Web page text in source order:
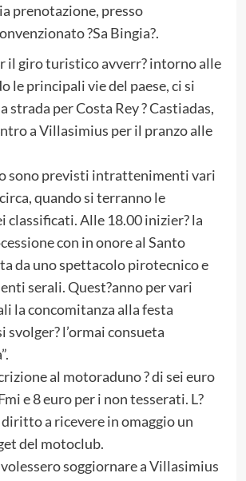
prenotazione, presso
?Sa Bingia?.
il giro turistico avverr? intorno alle
le principali vie del paese, ci si
strada per Costa Rey ? Castiadas,
a Villasimius per il pranzo alle
sono previsti intrattenimenti vari
quando si terranno le
classificati. Alle 18.00 inizier? la
con in onore al Santo
da uno spettacolo pirotecnico e
serali. Quest?anno per vari
la concomitanza alla festa
svolger? l’ormai consueta
al motoraduno ? di sei euro
e 8 euro per i non tesserati. L?
a ricevere in omaggio un
del motoclub.
soggiornare a Villasimius